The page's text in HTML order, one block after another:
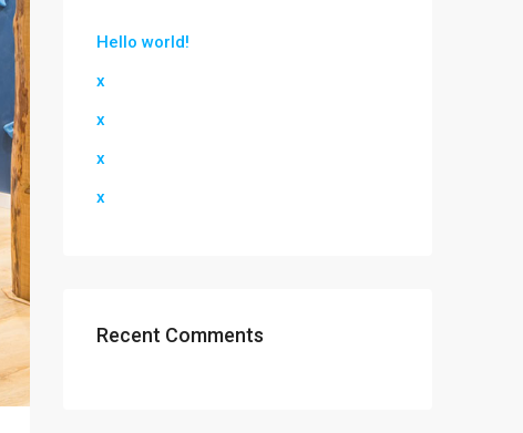
Hello world!
x
x
x
x
Recent Comments